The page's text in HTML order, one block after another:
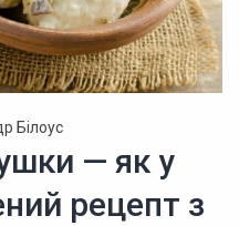
Білоус
— як у
рецепт з